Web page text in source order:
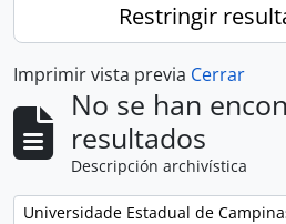
Restringir
Imprimir vista previa Cerrar
No se han
resultados
Descripción archivística
Remove filter: